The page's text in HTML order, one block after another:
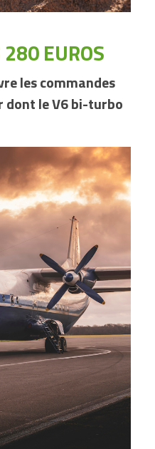
EUROS
les commandes
dont le V6 bi-turbo